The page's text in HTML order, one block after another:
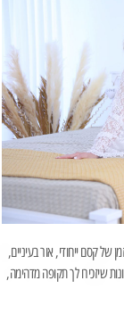
של קסם ייחודי, אור בעיניים,
שיזכירו לך תקופה מדהימה,